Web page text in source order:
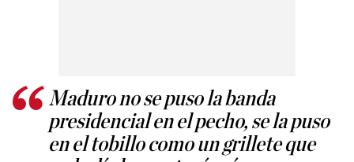
Maduro no se puso la banda
presidencial en el pecho, se la puso
en el tobillo como un grillete que